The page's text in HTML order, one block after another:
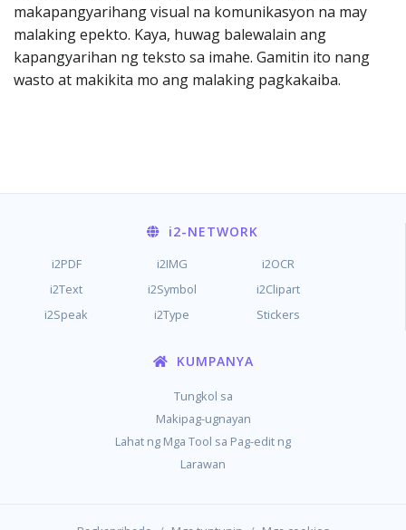
makapangyarihang visual na komunikasyon na may
malaking epekto. Kaya, huwag balewalain ang
kapangyarihan ng teksto sa imahe. Gamitin ito nang
wasto at makikita mo ang malaking pagkakaiba.
i2-NETWORK
i2PDF i2IMG
i2OCR
i2Text
i2Symbol
i2Clipart
i2Speak
i2Type Stickers
KUMPANYA
Tungkol sa
Makipag-ugnayan
Lahat ng Mga Tool sa Pag-edit ng
Larawan